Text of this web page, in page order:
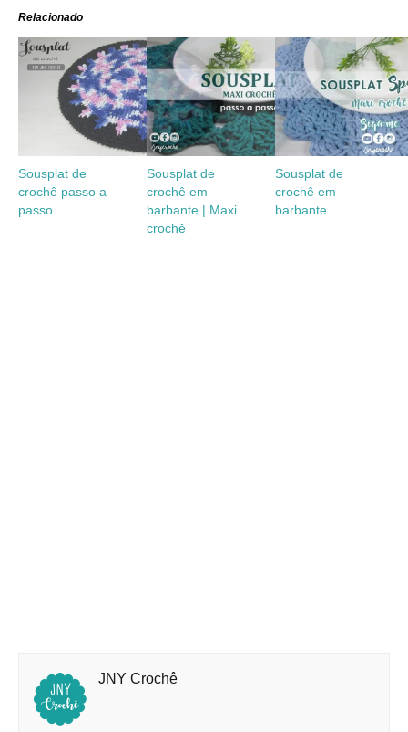
Relacionado
Sousplat de
crochê passo a
passo
Sousplat de
crochê em
barbante | Maxi
crochê
Sousplat de
crochê em
barbante
JNY Crochê